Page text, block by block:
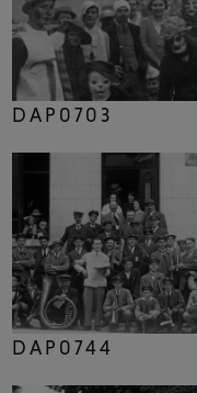
DAP0703
DAP0744